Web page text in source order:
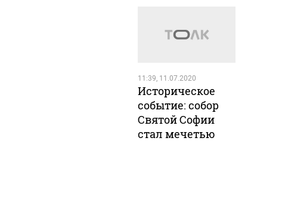
11:39, 11.07.2020
Историческое
событие: собор
Святой Софии
стал мечетью